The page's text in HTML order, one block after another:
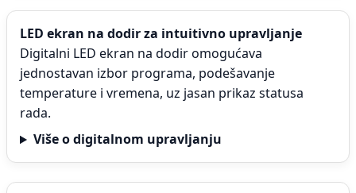
LED ekran na dodir za intuitivno upravljanje
Digitalni LED ekran na dodir omogućava
jednostavan izbor programa, podešavanje
temperature i vremena, uz jasan prikaz statusa
rada.
Više o digitalnom upravljanju